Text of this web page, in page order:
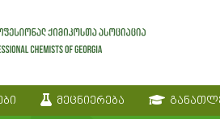
მეცნიერება